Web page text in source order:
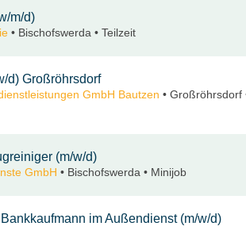
m/d)
• Bischofswerda • Teilzeit
d) Großröhrsdorf
GmbH Bautzen • Großröhrsdorf
(m/w/d)
GmbH • Bischofswerda • Minijob
im Außendienst (m/w/d)